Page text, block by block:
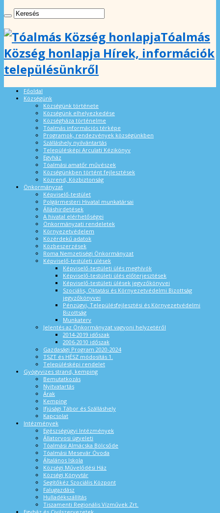
Tóalmás
Község honlapja Hírek, információk
településünkről
Főoldal
Községünk
Községünk története
Községünk elhelyezkedése
Községháza történelme
Tóalmás információs térképe
Programok, rendezvények községünkben
Szálláshely nyilvántartás
Településképi Arculati Kézikönyv
Egyház
Tóalmási amatőr művészek
Községünkben történt fejlesztések
Közrend, Közbiztonság
Önkormányzat
Képviselő-testület
Polgármesteri Hivatal munkatársai
Álláshirdetések
A hivatal elérhetőségei
Önkormányzati rendeletek
Környezetvédelem
Közérdekű adatok
Közbeszerzések
Roma Nemzetiségi Önkormányzat
Képviselő-testületi ülések
Képviselő-testületi ülés meghívók
Képviselő-testületi ülés előterjesztések
Képviselő-testületi ülések jegyzőkönyvei
Szociális, Oktatási és Környezetvédelmi Bizottság
jegyzőkönyvei
Pénzügyi, Településfejlesztési és Környezetvédelmi
Bizottság
Munkaterv
Jelentés az Önkormányzat vagyoni helyzetéről
2014-2019 időszak
2006-2010 időszak
Gazdasági Program 2020-2024
TSZT és HÉSZ módosítás 1.
Településképi rendelet
Gyógyvizes strand, kemping
Bemutatkozás
Nyitvatartás
Árak
Kemping
Ifjúsági Tábor és Szálláshely
Kapcsolat
Intézmények
Egészségügyi Intézmények
Állatorvosi ügyeleti
Tóalmási Almácska Bölcsőde
Tóalmási Mesevár Óvoda
Általános Iskola
Községi Művelődési Ház
Községi Könyvtár
Segítőkéz Szociális Központ
Falugazdász
Hulladékszállítás
Tiszamenti Regionális Vízművek Zrt.